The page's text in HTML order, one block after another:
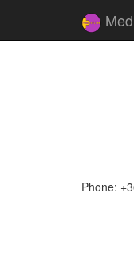
Phone: